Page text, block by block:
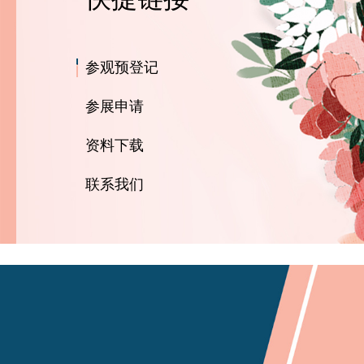
参观预登记
参展申请
资料下载
联系我们